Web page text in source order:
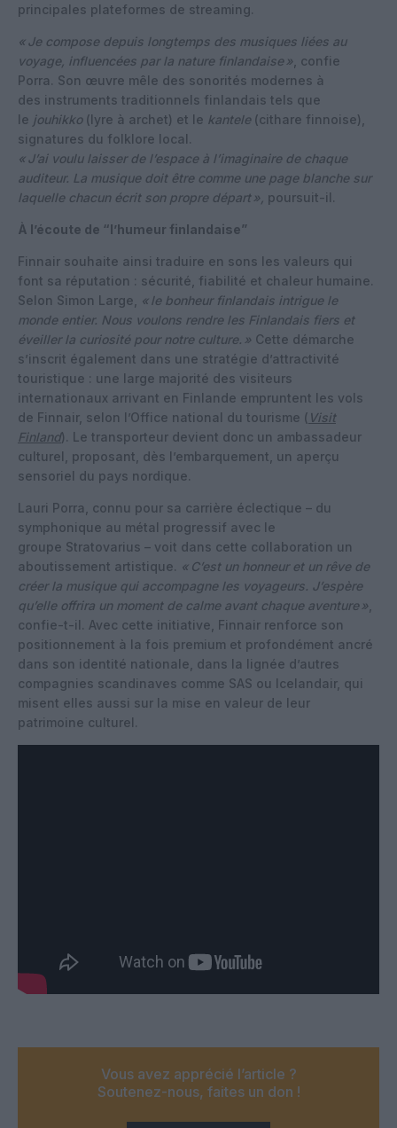
principales plateformes de streaming.
« Je compose depuis longtemps des musiques liées au
voyage, influencées par la nature finlandaise » , confie
Porra. Son œuvre mêle des sonorités modernes à
des instruments traditionnels finlandais tels que
le jouhikko(lyre à archet) et le kantele (cithare finnoise),
signatures du folklore local.
« J’ai voulu laisser de l’espace à l’imaginaire de chaque
auditeur. La musique doit être comme une page blanche sur
laquelle chacun écrit son propre départ », poursuit-il.
À l’écoute de “l’humeur finlandaise”
Finnair souhaite ainsi traduire en sons les valeurs qui
font sa réputation : sécurité, fiabilité et chaleur humaine.
Selon Simon Large,
« le bonheur finlandais intrigue le
monde entier. Nous voulons rendre les Finlandais fiers et
éveiller la curiosité pour notre culture. » Cette démarche
s’inscrit également dans une stratégie d’attractivité
touristique : une large majorité des visiteurs
internationaux arrivant en Finlande empruntent les vols
de Finnair, selon l’Office national du tourisme ( Visit
Finland). Le transporteur devient donc un ambassadeur
culturel, proposant, dès l’embarquement, un aperçu
sensoriel du pays nordique.
Lauri Porra, connu pour sa carrière éclectique – du
symphonique au métal progressif avec le
groupe Stratovarius – voit dans cette collaboration un
aboutissement artistique. « C’est un honneur et un rêve de
créer la musique qui accompagne les voyageurs. J’espère
qu’elle offrira un moment de calme avant chaque aventure »
confie-t-il. Avec cette initiative, Finnair renforce son
positionnement à la fois premium et profondément ancré
dans son identité nationale, dans la lignée d’autres
compagnies scandinaves comme SAS ou Icelandair, qui
misent elles aussi sur la mise en valeur de leur
patrimoine culturel.
Vous avez apprécié l’article ?
Soutenez-nous, faites un don !